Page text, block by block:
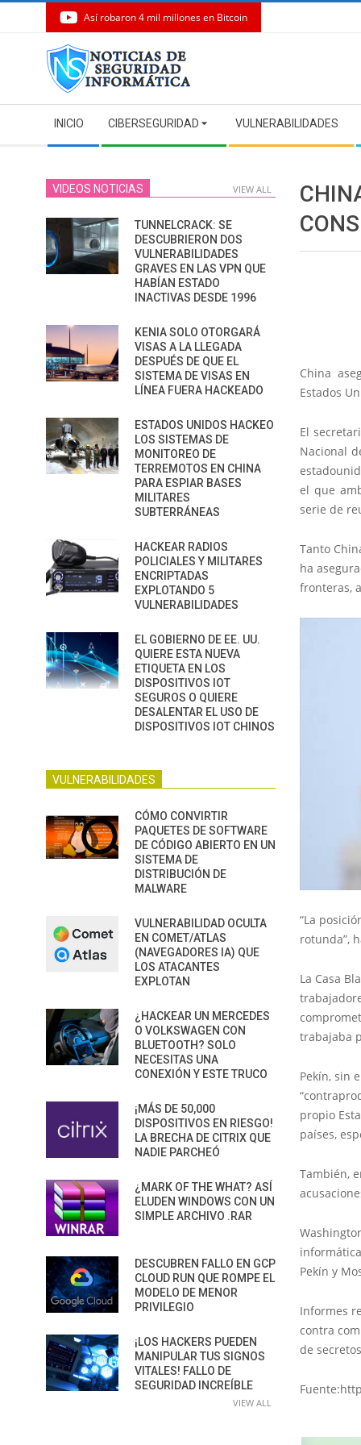
Así robaron 4 mil millones en Bitcoin
Navigation
Menu
INICIO CIBERSEGURIDAD VULNERABILIDADES
China
Estados
El
Nacional
el que
serie de
Tanto
ha
fronteras,
“La
rotunda”,
La Casa
trabajaba
Pekín, sin
propio
países,
También,
Pekín y
Informes
contra
de
VIDEOS NOTICIAS VIEW ALL
TUNNELCRACK: SE
DESCUBRIERON DOS
VULNERABILIDADES
GRAVES EN LAS VPN QUE
HABÍAN ESTADO
INACTIVAS DESDE 1996
KENIA SOLO OTORGARÁ
VISAS A LA LLEGADA
DESPUÉS DE QUE EL
SISTEMA DE VISAS EN
LÍNEA FUERA HACKEADO
ESTADOS UNIDOS HACKEO
LOS SISTEMAS DE
MONITOREO DE
TERREMOTOS EN CHINA
PARA ESPIAR BASES
MILITARES
SUBTERRÁNEAS
HACKEAR RADIOS
POLICIALES Y MILITARES
ENCRIPTADAS
EXPLOTANDO 5
VULNERABILIDADES
EL GOBIERNO DE EE. UU.
QUIERE ESTA NUEVA
ETIQUETA EN LOS
DISPOSITIVOS IOT
SEGUROS O QUIERE
DESALENTAR EL USO DE
DISPOSITIVOS IOT CHINOS
VULNERABILIDADES
CÓMO CONVIRTIR
PAQUETES DE SOFTWARE
DE CÓDIGO ABIERTO EN UN
SISTEMA DE
DISTRIBUCIÓN DE
MALWARE
VULNERABILIDAD OCULTA
EN COMET/ATLAS
(NAVEGADORES IA) QUE
LOS ATACANTES
EXPLOTAN
¿HACKEAR UN MERCEDES
O VOLKSWAGEN CON
BLUETOOTH? SOLO
NECESITAS UNA
CONEXIÓN Y ESTE TRUCO
¡MÁS DE 50,000
DISPOSITIVOS EN RIESGO!
LA BRECHA DE CITRIX QUE
NADIE PARCHEÓ
¿MARK OF THE WHAT? ASÍ
ELUDEN WINDOWS CON UN
SIMPLE ARCHIVO .RAR
DESCUBREN FALLO EN GCP
CLOUD RUN QUE ROMPE EL
MODELO DE MENOR
PRIVILEGIO
¡LOS HACKERS PUEDEN
MANIPULAR TUS SIGNOS
VITALES! FALLO DE
SEGURIDAD INCREÍBLE
VIEW ALL